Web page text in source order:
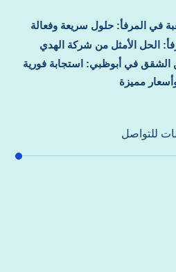
في المرفأ: حلول سريعة وفعالة
الحل الأمثل من شركة الهدي
من الشقق في أبوظبي: استجابة فورية
مميزة
للتواصل